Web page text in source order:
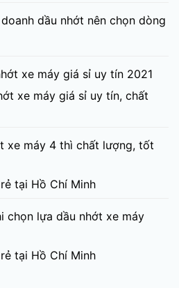
dầu nhớt nên chọn dòng
xe máy giá sỉ uy tín 2021
xe máy giá sỉ uy tín, chất
xe máy 4 thì chất lượng, tốt
tại Hồ Chí Minh
chọn lựa dầu nhớt xe máy
tại Hồ Chí Minh